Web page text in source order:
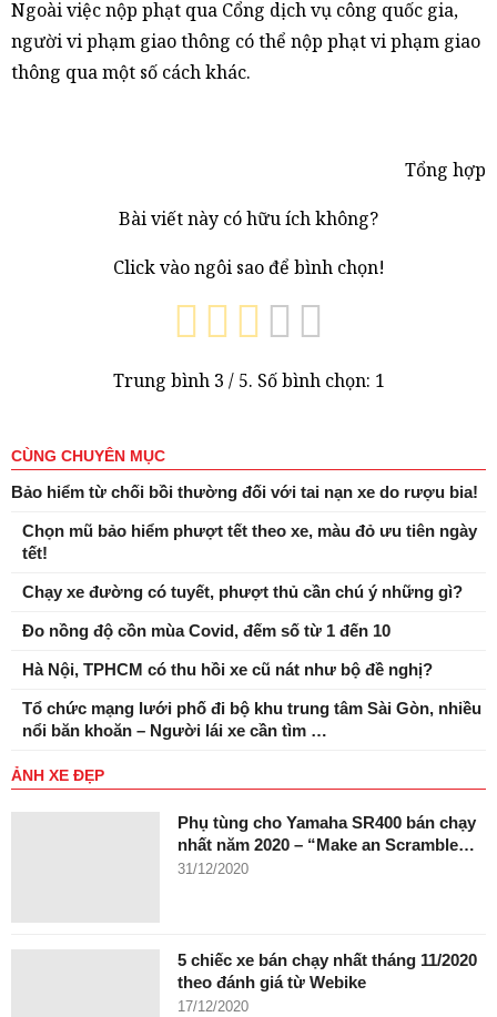
Ngoài việc nộp phạt qua Cổng dịch vụ công quốc gia,
người vi phạm giao thông có thể nộp phạt vi phạm giao
thông qua một số cách khác.
Tổng hợp
Bài viết này có hữu ích không?
Click vào ngôi sao để bình chọn!
Trung bình 3 / 5. Số bình chọn: 1
CÙNG CHUYÊN MỤC
Bảo hiểm từ chối bồi thường đối với tai nạn xe do rượu bia!
Chọn mũ bảo hiểm phượt tết theo xe, màu đỏ ưu tiên ngày
tết!
Chạy xe đường có tuyết, phượt thủ cần chú ý những gì?
Đo nồng độ cồn mùa Covid, đếm số từ 1 đến 10
Hà Nội, TPHCM có thu hồi xe cũ nát như bộ đề nghị?
Tổ chức mạng lưới phố đi bộ khu trung tâm Sài Gòn, nhiều
nổi băn khoăn – Người lái xe cần tìm …
ẢNH XE ĐẸP
Phụ tùng cho Yamaha SR400 bán chạy
nhất năm 2020 – “Make an Scramble…
31/12/2020
5 chiếc xe bán chạy nhất tháng 11/2020
theo đánh giá từ Webike
17/12/2020